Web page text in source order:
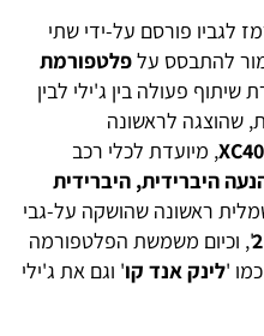
לגביו פורסם על-ידי שתי
להתבסס עלפלטפורמת
פעולה בין ג'ילי לבין
שהוצגה לראשונה
XC40, מיועדת לכלי רכב
היברידית, היברידית
ראשונה שהושקה על-גבי
', וכיום משמשת הפלטפורמה
'לינק אנד קו' וגם את ג'ילי